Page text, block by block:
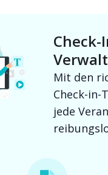
Check-
Mit den
Check-in-
jede